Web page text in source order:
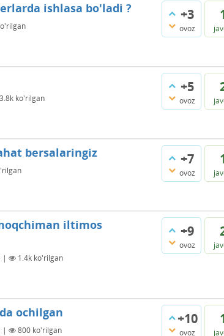
+3
ovoz
ishlasa bo'ladi ?
+5
ovoz
3.8k ko'rilgan
+7
ovoz
bersalaringiz
+9
ovoz
iltimos
| 1.4k ko'rilgan
+10
ovoz
ochilgan
| 800 ko'rilgan